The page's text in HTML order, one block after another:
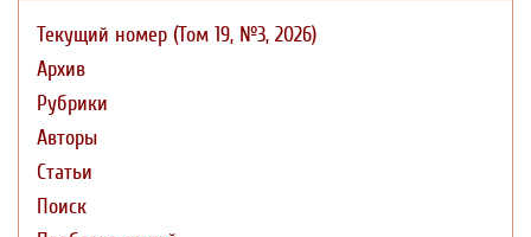
Текущий номер (Том 19, №3, 2026)
Архив
Рубрики
Авторы
Статьи
Поиск